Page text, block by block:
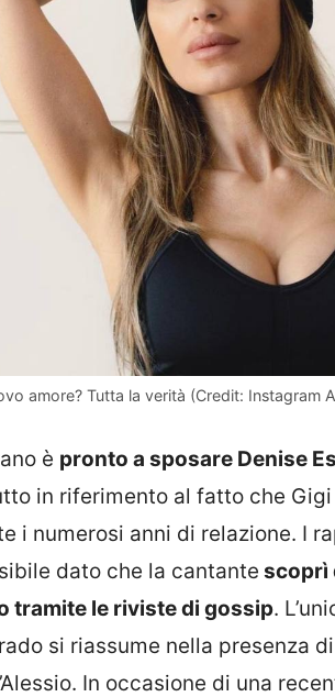
amore? Tutta la verità (Credit: Instagram
è pronto a sposare Denise
in riferimento al fatto che Gigi
i numerosi anni di relazione. I
dato che la cantante scoprì
tramite le riviste di gossip.
si riassume nella presenza
In occasione di una